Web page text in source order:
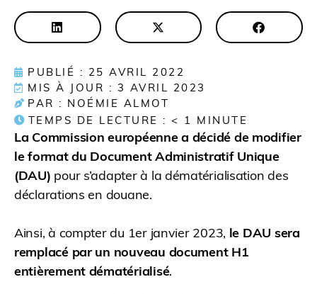
PUBLIÉ : 25 AVRIL 2022
MIS À JOUR : 3 AVRIL 2023
PAR : NOÉMIE ALMOT
TEMPS DE LECTURE : < 1 MINUTE
La Commission européenne a décidé de modifier
le format du Document Administratif Unique
(DAU) pour s’adapter à la dématérialisation des
déclarations en douane.
Ainsi, à compter du 1er janvier 2023, le DAU sera
remplacé par un nouveau document H1
entièrement dématérialisé.